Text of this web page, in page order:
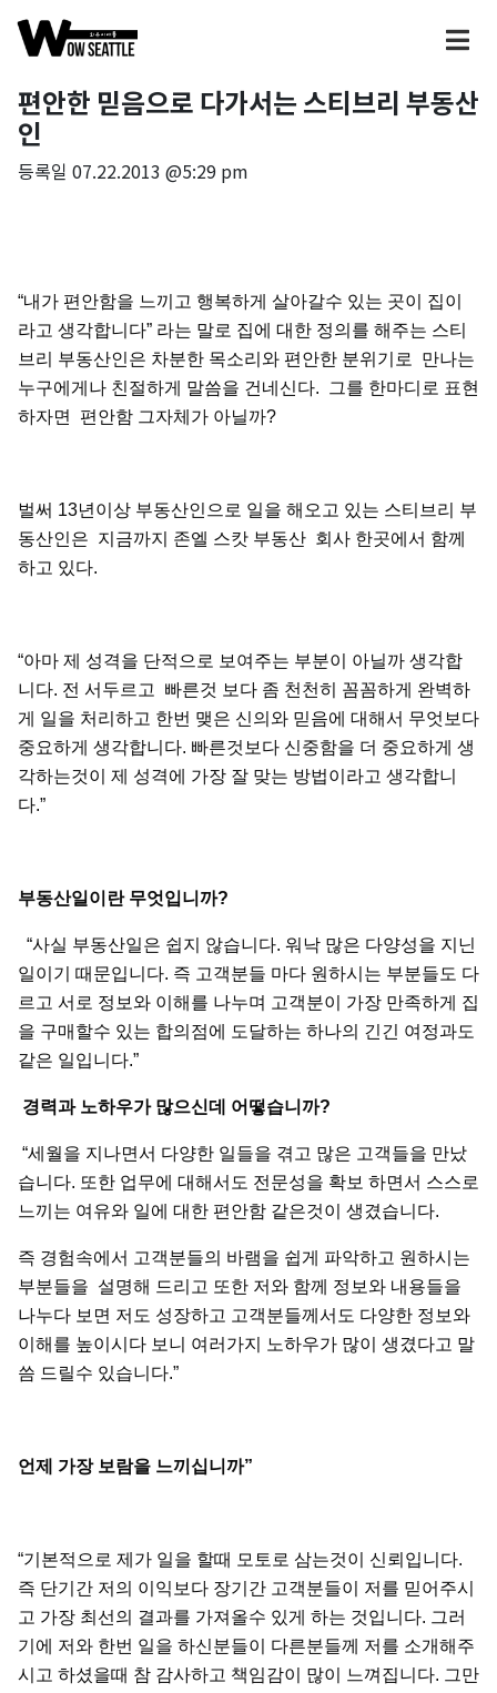
편안한 믿음으로 다가서는 스티브리 부동산
인
등록일 07.22.2013 @5:29 pm
“내가 편안함을 느끼고 행복하게 살아갈수 있는 곳이 집이
라고 생각합니다” 라는 말로 집에 대한 정의를 해주는 스티
브리 부동산인은 차분한 목소리와 편안한 분위기로 만나는
누구에게나 친절하게 말씀을 건네신다. 그를 한마디로 표현
하자면 편안함 그자체가 아닐까?
벌써 13년이상 부동산인으로 일을 해오고 있는 스티브리 부
동산인은 지금까지 존엘 스캇 부동산 회사 한곳에서 함께
하고 있다.
“아마 제 성격을 단적으로 보여주는 부분이 아닐까 생각합
니다. 전 서두르고 빠른것 보다 좀 천천히 꼼꼼하게 완벽하
게 일을 처리하고 한번 맺은 신의와 믿음에 대해서 무엇보다
중요하게 생각합니다. 빠른것보다 신중함을 더 중요하게 생
각하는것이 제 성격에 가장 잘 맞는 방법이라고 생각합니
다.”
부동산일이란 무엇입니까?
“사실 부동산일은 쉽지 않습니다. 워낙 많은 다양성을 지닌
일이기 때문입니다. 즉 고객분들 마다 원하시는 부분들도 다
르고 서로 정보와 이해를 나누며 고객분이 가장 만족하게 집
을 구매할수 있는 합의점에 도달하는 하나의 긴긴 여정과도
같은 일입니다.”
경력과 노하우가 많으신데 어떻습니까?
“세월을 지나면서 다양한 일들을 겪고 많은 고객들을 만났
습니다. 또한 업무에 대해서도 전문성을 확보 하면서 스스로
느끼는 여유와 일에 대한 편안함 같은것이 생겼습니다.
즉 경험속에서 고객분들의 바램을 쉽게 파악하고 원하시는
부분들을 설명해 드리고 또한 저와 함께 정보와 내용들을
나누다 보면 저도 성장하고 고객분들께서도 다양한 정보와
이해를 높이시다 보니 여러가지 노하우가 많이 생겼다고 말
씀 드릴수 있습니다.”
언제 가장 보람을 느끼십니까”
“기본적으로 제가 일을 할때 모토로 삼는것이 신뢰입니다.
즉 단기간 저의 이익보다 장기간 고객분들이 저를 믿어주시
고 가장 최선의 결과를 가져올수 있게 하는 것입니다. 그러
기에 저와 한번 일을 하신분들이 다른분들께 저를 소개해주
시고 하셨을때 참 감사하고 책임감이 많이 느껴집니다. 그만